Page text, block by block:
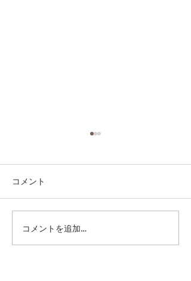
第41回日本クラブユース
サッカー選手権（U-15）
コメント
コメントを追加…